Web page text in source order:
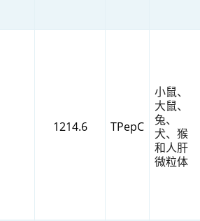
1214.6 TPepC
小鼠、
大鼠、
兔、
犬、猴
和人肝
微粒体